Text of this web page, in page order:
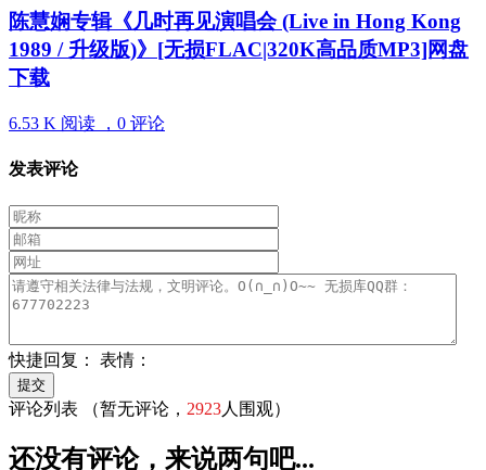
陈慧娴专辑《几时再见演唱会 (Live in Hong Kong
1989 / 升级版)》[无损FLAC|320K高品质MP3]网盘
下载
6.53 K 阅读 ， 0 评论
发表评论
快捷回复： 表情：
评论列表 （暂无评论， 2923人围观）
还没有评论，来说两句吧...